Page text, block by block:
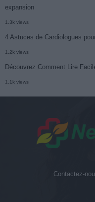
expansion
1.3k views
4 Astuces de Cardiologues
1.2k views
Découvrez Comment Lire
1.1k views
Contactez-